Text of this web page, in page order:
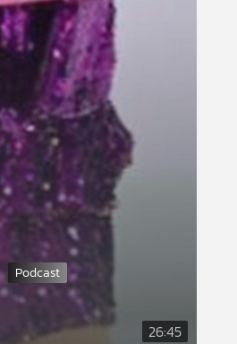
26:45